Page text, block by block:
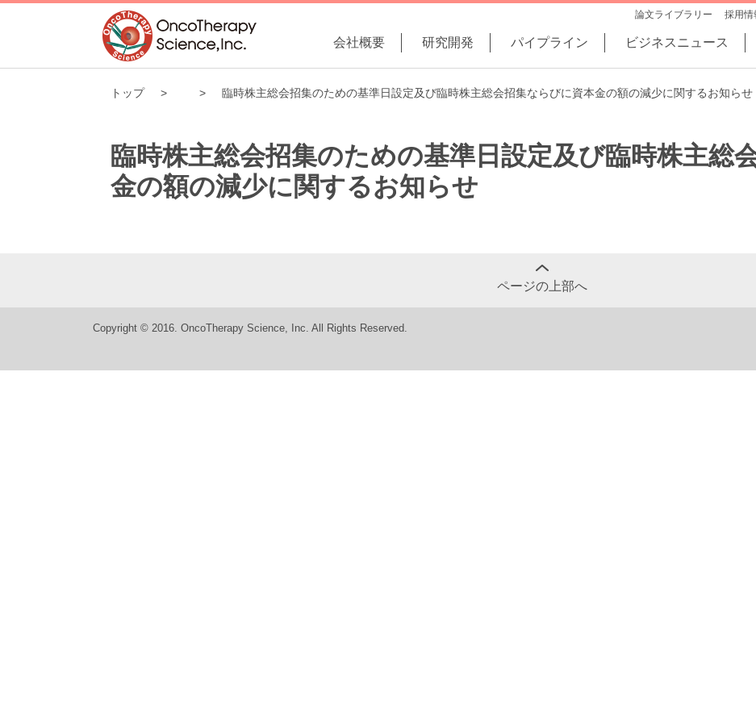
論文ライブラリー 採用情
会社概要 研究開発 パイプライン ビジネスニュース
トップ 臨時株主総会招集のための基準日設定及び臨時株主総会招集ならびに資本金の額の減少に関するお知らせ
臨時株主総会招集のための基準日設定及び臨時株主総
金の額の減少に関するお知らせ
ページの上部へ
Copyright © 2016. OncoTherapy Science, Inc. All Rights Reserved.